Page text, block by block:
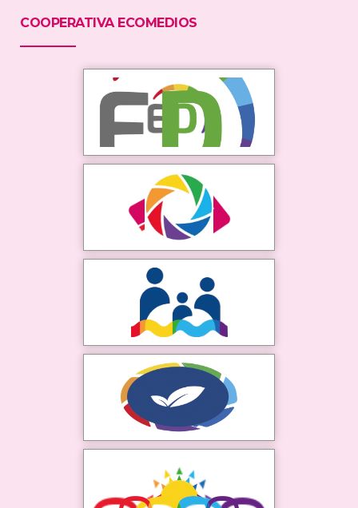
COOPERATIVA ECOMEDIOS